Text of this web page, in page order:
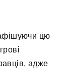
цю
адже